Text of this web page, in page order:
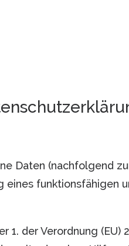
Daten (nachfolgend
eines funktionsfähigen
1. der Verordnung